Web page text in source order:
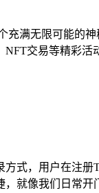
充满无限可能的
NFT交易等精彩
式，用户在注
，就像我们日常